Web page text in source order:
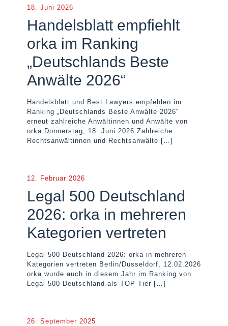
18. Juni 2026
Handelsblatt empfiehlt
orka im Ranking
„Deutschlands Beste
Anwälte 2026“
Handelsblatt und Best Lawyers empfehlen im
Ranking „Deutschlands Beste Anwälte 2026“
erneut zahlreiche Anwältinnen und Anwälte von
orka Donnerstag, 18. Juni 2026 Zahlreiche
Rechtsanwältinnen und Rechtsanwälte […]
12. Februar 2026
Legal 500 Deutschland
2026: orka in mehreren
Kategorien vertreten
Legal 500 Deutschland 2026: orka in mehreren
Kategorien vertreten Berlin/Düsseldorf, 12.02.2026
orka wurde auch in diesem Jahr im Ranking von
Legal 500 Deutschland als TOP Tier […]
26. September 2025